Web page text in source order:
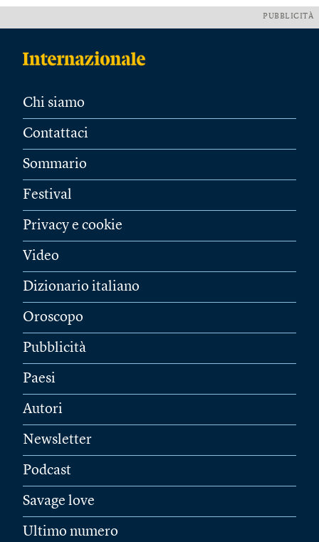
PUBBLICITÀ
Chi siamo
Contattaci
Sommario
Festival
Privacy e cookie
Video
Dizionario italiano
Oroscopo
Pubblicità
Paesi
Autori
Newsletter
Podcast
Savage love
Ultimo numero